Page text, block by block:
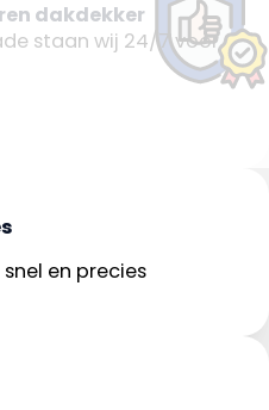
dakdekker
staan wij 24/7 voor
en precies